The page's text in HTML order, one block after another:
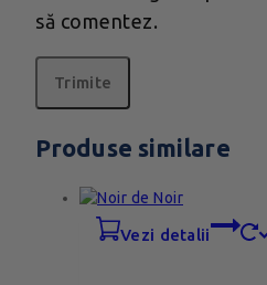
să comentez.
Produse similare
vezi detalii